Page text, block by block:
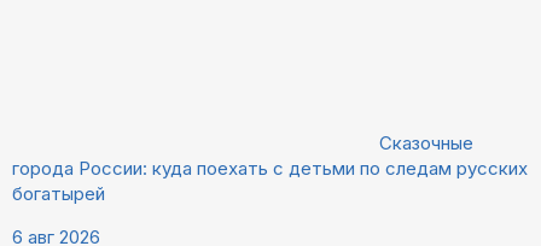
Сказочные
города России: куда поехать с детьми по следам русских
богатырей
6 авг 2026